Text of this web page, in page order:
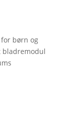
børn og
bladremodul